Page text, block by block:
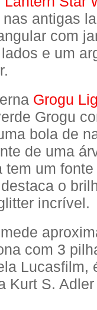
antigas
com
e um
Grogu
Grogu
bola de
de uma
tem um
o
incrível.
mede
com 3
Lucasfilm,
Kurt S.